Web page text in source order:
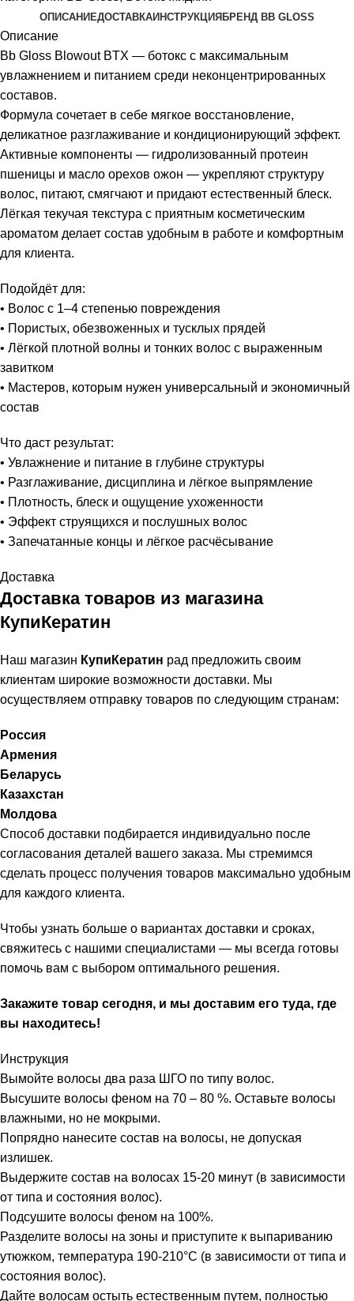
ОПИСАНИЕДОСТАВКАИНСТРУКЦИЯБРЕНД BB GLOSS
Описание
Bb Gloss Blowout BTX — ботокс с максимальным
увлажнением и питанием среди неконцентрированных
составов.
Формула сочетает в себе мягкое восстановление,
деликатное разглаживание и кондиционирующий эффект.
Активные компоненты — гидролизованный протеин
пшеницы и масло орехов ожон — укрепляют структуру
волос, питают, смягчают и придают естественный блеск.
Лёгкая текучая текстура с приятным косметическим
ароматом делает состав удобным в работе и комфортным
для клиента.
Подойдёт для:
• Волос с 1–4 степенью повреждения
• Пористых, обезвоженных и тусклых прядей
• Лёгкой плотной волны и тонких волос с выраженным
завитком
• Мастеров, которым нужен универсальный и экономичный
состав
Что даст результат:
• Увлажнение и питание в глубине структуры
• Разглаживание, дисциплина и лёгкое выпрямление
• Плотность, блеск и ощущение ухоженности
• Эффект струящихся и послушных волос
• Запечатанные концы и лёгкое расчёсывание
Доставка
Доставка товаров из магазина
КупиКератин
Наш магазин КупиКератин рад предложить своим
клиентам широкие возможности доставки. Мы
осуществляем отправку товаров по следующим странам:
Россия
Армения
Беларусь
Казахстан
Молдова
Способ доставки подбирается индивидуально после
согласования деталей вашего заказа. Мы стремимся
сделать процесс получения товаров максимально удобным
для каждого клиента.
Чтобы узнать больше о вариантах доставки и сроках,
свяжитесь с нашими специалистами — мы всегда готовы
помочь вам с выбором оптимального решения.
Закажите товар сегодня, и мы доставим его туда, где
вы находитесь!
Инструкция
Вымойте волосы два раза ШГО по типу волос.
Высушите волосы феном на 70 – 80 %. Оставьте волосы
влажными, но не мокрыми.
Попрядно нанесите состав на волосы, не допуская
излишек.
Выдержите состав на волосах 15-20 минут (в зависимости
от типа и состояния волос).
Подсушите волосы феном на 100%.
Разделите волосы на зоны и приступите к выпариванию
утюжком, температура 190-210°С (в зависимости от типа и
состояния волос).
Дайте волосам остыть естественным путем, полностью